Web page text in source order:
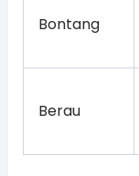
Bontang
Berau